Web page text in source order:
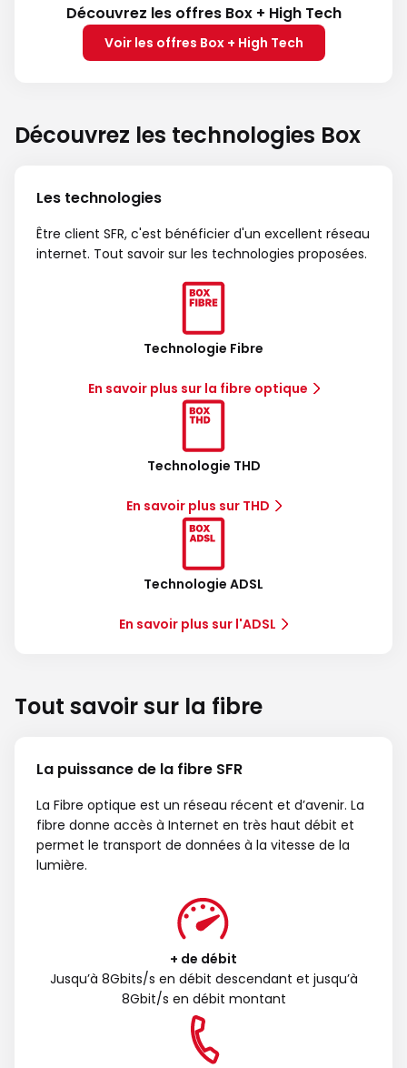
Découvrez les offres Box + High Tech
Voir les offres Box + High Tech
Découvrez les technologies Box
Les technologies
Être client SFR, c'est bénéficier d'un excellent réseau
internet. Tout savoir sur les technologies proposées.
Technologie Fibre
En savoir plus sur la fibre optique
Technologie THD
En savoir plus sur THD
Technologie ADSL
En savoir plus sur l'ADSL
Tout savoir sur la fibre
La puissance de la fibre SFR
La Fibre optique est un réseau récent et d’avenir. La
fibre donne accès à Internet en très haut débit et
permet le transport de données à la vitesse de la
lumière.
+ de débit
Jusqu’à 8Gbits/s en débit descendant et jusqu’à
8Gbit/s en débit montant